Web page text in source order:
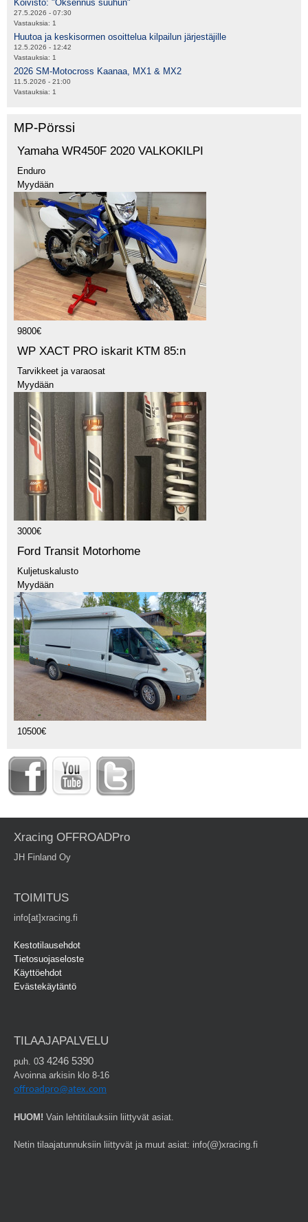
Koivisto: "Oksennus suuhun"
27.5.2026 - 07:30
Vastauksia: 1
Huutoa ja keskisormen osoittelua kilpailun järjestäjille
12.5.2026 - 12:42
Vastauksia: 1
2026 SM-Motocross Kaanaa, MX1 & MX2
11.5.2026 - 21:00
Vastauksia: 1
MP-Pörssi
Yamaha WR450F 2020 VALKOKILPI
Enduro
Myydään
9800€
WP XACT PRO iskarit KTM 85:n
Tarvikkeet ja varaosat
Myydään
3000€
Ford Transit Motorhome
Kuljetuskalusto
Myydään
10500€
Xracing OFFROADPro
JH Finland Oy
TOIMITUS
info[at]xracing.fi
Kestotilausehdot
Tietosuojaseloste
Käyttöehdot
Evästekäytäntö
TILAAJAPALVELU
puh. 03 4246 5390
Avoinna arkisin klo 8-16
offroadpro@atex.com
HUOM! Vain lehtitilauksiin liittyvät asiat.
Netin tilaajatunnuksiin liittyvät ja muut asiat: info(@)xracing.fi